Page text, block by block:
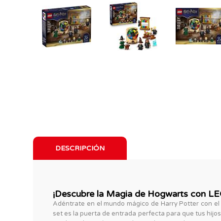
DESCRIPCIÓN
¡Descubre la Magia de Hogwarts con
Adéntrate en el mundo mágico de Harry Potter con
set es la puerta de entrada perfecta para que tus